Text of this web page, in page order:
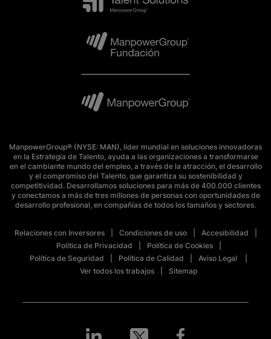
ManpowerGroup® (NYSE: MAN), líder mundial en soluciones innovadoras
en la Estrategia de Talento, ayuda a las organizaciones a transformarse
en el cambiante mundo del empleo, a través de la atracción, el desarrollo
y el compromiso del Talento, que garantiza su sostenibilidad y
competitividad. Desarrollamos soluciones para más de 400.000 clientes
y conectamos a más de tres millones de personas con oportunidades de
desarrollo profesional, en compañías de todos los tamaños y sectores.
Relaciones con Inversores Condiciones de uso
Accesibilidad
Política de Privacidad
Política de Cookies
Política de Seguridad
Política de Calidad
Aviso Legal
Ver todos los trabajos
Sitemap